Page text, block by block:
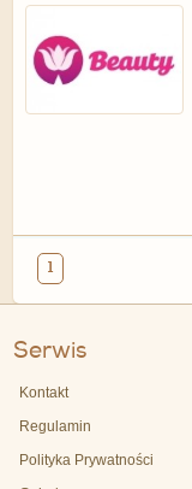
1
Serwis
Kontakt
Regulamin
Polityka Prywatności